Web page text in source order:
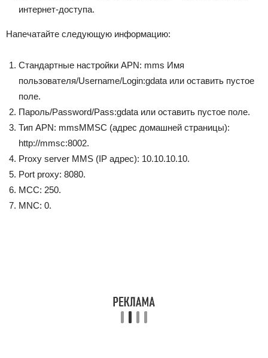
интернет-доступа.
Напечатайте следующую информацию:
Стандартные настройки APN: mms Имя
пользователя/Username/Login:gdata или оставить пустое
поле.
Пароль/Password/Pass:gdata или оставить пустое поле.
Тип APN: mmsMMSC (адрес домашней страницы):
http://mmsc:8002.
Proxy server MMS (IP адрес): 10.10.10.10.
Port proxy: 8080.
MCC: 250.
MNC: 0.